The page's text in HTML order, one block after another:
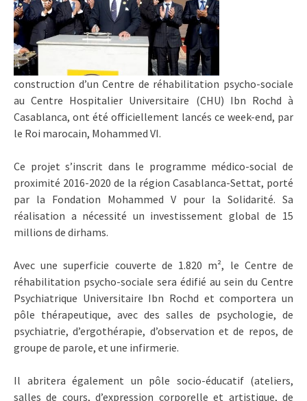
construction d’un Centre de réhabilitation psycho-sociale
au Centre Hospitalier Universitaire (CHU) Ibn Rochd à
Casablanca, ont été officiellement lancés ce week-end, par
le Roi marocain, Mohammed VI.
Ce projet s’inscrit dans le programme médico-social de
proximité 2016-2020 de la région Casablanca-Settat, porté
par la Fondation Mohammed V pour la Solidarité. Sa
réalisation a nécessité un investissement global de 15
millions de dirhams.
Avec une superficie couverte de 1.820 m², le Centre de
réhabilitation psycho-sociale sera édifié au sein du Centre
Psychiatrique Universitaire Ibn Rochd et comportera un
pôle thérapeutique, avec des salles de psychologie, de
psychiatrie, d’ergothérapie, d’observation et de repos, de
groupe de parole, et une infirmerie.
Il abritera également un pôle socio-éducatif (ateliers,
salles de cours, d’expression corporelle et artistique, de